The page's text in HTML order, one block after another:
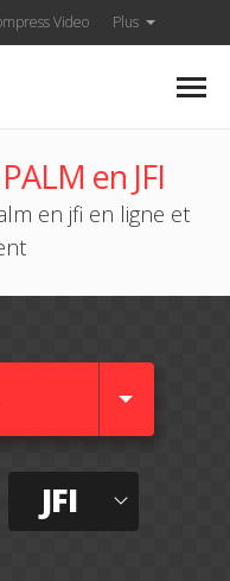
Video Plus
en JFI
en jfi en ligne et
JFI